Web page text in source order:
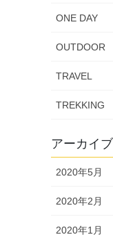
ONE DAY
OUTDOOR
TRAVEL
TREKKING
アーカイブ
2020年5月
2020年2月
2020年1月